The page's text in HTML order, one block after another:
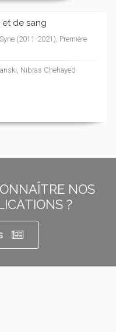
et de sang
(2011-2021), Première
Nibras Chehayed
NOS
?